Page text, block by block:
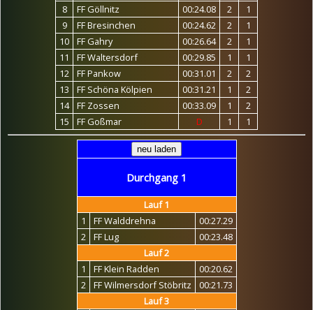
8
FF Göllnitz 00:24.08 2
1
9
FF Bresinchen 00:24.62 2
1
10
FF Gahry 00:26.64 2
1
11
FF Waltersdorf 00:29.85 1
1
12
FF Pankow 00:31.01 2
2
13
FF Schöna Kölpien 00:31.21 1
2
14
FF Zossen 00:33.09 1
2
15
FF Goßmar D 1 1
Durchgang 1
Lauf 1
1
FF Walddrehna
00:27.29
2
FF Lug
00:23.48
Lauf 2
1
FF Klein Radden
00:20.62
2
FF Wilmersdorf Stöbritz
00:21.73
Lauf 3